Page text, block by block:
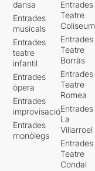
dansa
Entrades
musicals
Entrades
teatre
infantil
Entrades
òpera
Entrades
improvisació
Entrades
monòlegs
Entrades
Teatre
Coliseum
Entrades
Teatre
Borràs
Entrades
Teatre
Romea
Entrades
La
Villarroel
Entrades
Teatre
Condal